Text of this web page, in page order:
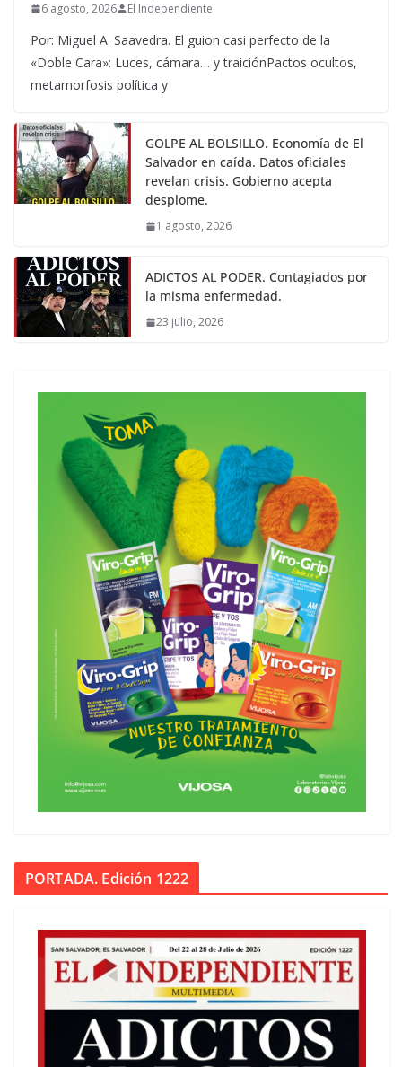
6 agosto, 2026 El Independiente
Por: Miguel A. Saavedra. El guion casi perfecto de la
«Doble Cara»: Luces, cámara… y traiciónPactos ocultos,
metamorfosis política y
GOLPE AL BOLSILLO. Economía de El
Salvador en caída. Datos oficiales
revelan crisis. Gobierno acepta
desplome.
1 agosto, 2026
ADICTOS AL PODER. Contagiados por
la misma enfermedad.
23 julio, 2026
PORTADA. Edición 1222